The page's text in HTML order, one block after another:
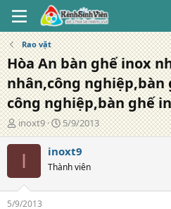
Rao vặt
Hòa An bàn ghế inox
nhân,công nghiệp,bàn
công nghiệp,bàn ghế
T
á
c
ả
inoxt9
N
g
à
đ
5/9/2013
I inoxt9
Thành viên
5/9/2013